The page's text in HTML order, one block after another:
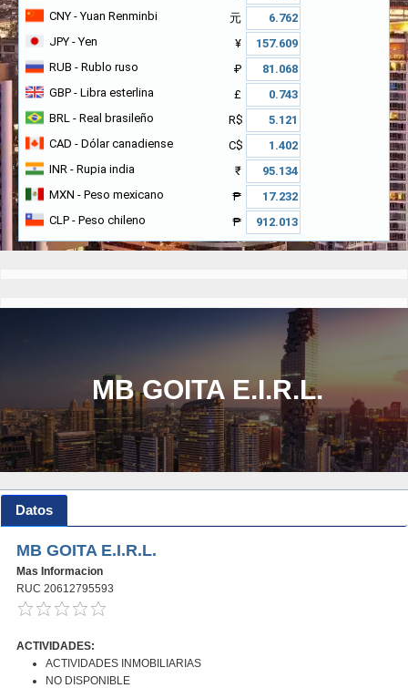
CNY - Yuan Renminbi
元
JPY - Yen
¥
RUB - Rublo ruso
₽
GBP - Libra esterlina
£
BRL - Real brasileño
R$
CAD - Dólar canadiense
C$
INR - Rupia india
₹
MXN - Peso mexicano
₱
CLP - Peso chileno ₱
MB GOITA E.I.R.L.
Datos
MB GOITA E.I.R.L.
Mas Informacion
RUC 20612795593
ACTIVIDADES:
ACTIVIDADES INMOBILIARIAS
NO DISPONIBLE